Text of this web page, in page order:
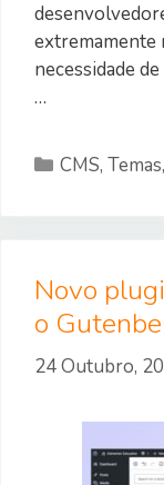
extremamente
necessidade
…
Categorias
CMS,Temas
Novo
o
24 Outubro,